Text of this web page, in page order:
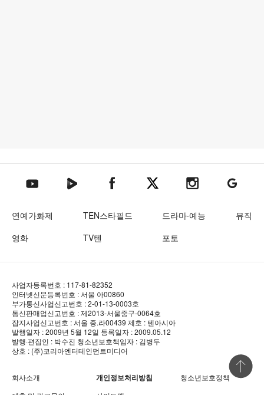
텐아시아 유튜브텐아시아 네이버TV텐아시아 페이스북텐아시아 엑스텐아시아 인스타그램
텐아시아
연예가화제 TEN스타필드 드라마·예능
뮤직
영화
TV텐 포토
사업자등록번호 : 117-81-82352
인터넷신문등록번호 : 서울 아00860
부가통신사업신고번호 : 2-01-13-0003호
통신판매업신고번호 : 제2013-서울중구-0064호
잡지사업신고번호 : 서울 중.라00439 제호 : 텐아시아
발행일자 : 2009년 5월 12일 등록일자 : 2009.05.12
발행·편집인 : 박수진 청소년보호책임자 : 김병두
상호 : (주)코리아엔터테인먼트미디어
회사소개 개인정보처리방침
청소년보호정책
상단 바로